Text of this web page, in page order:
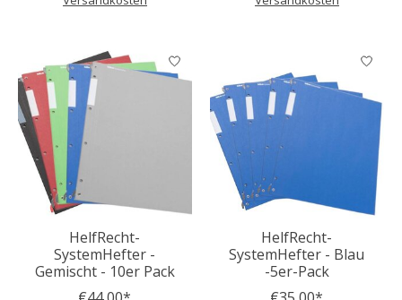
HelfRecht-
SystemHefter -
Gemischt - 10er Pack
HelfRecht-
SystemHefter - Blau
-5er-Pack